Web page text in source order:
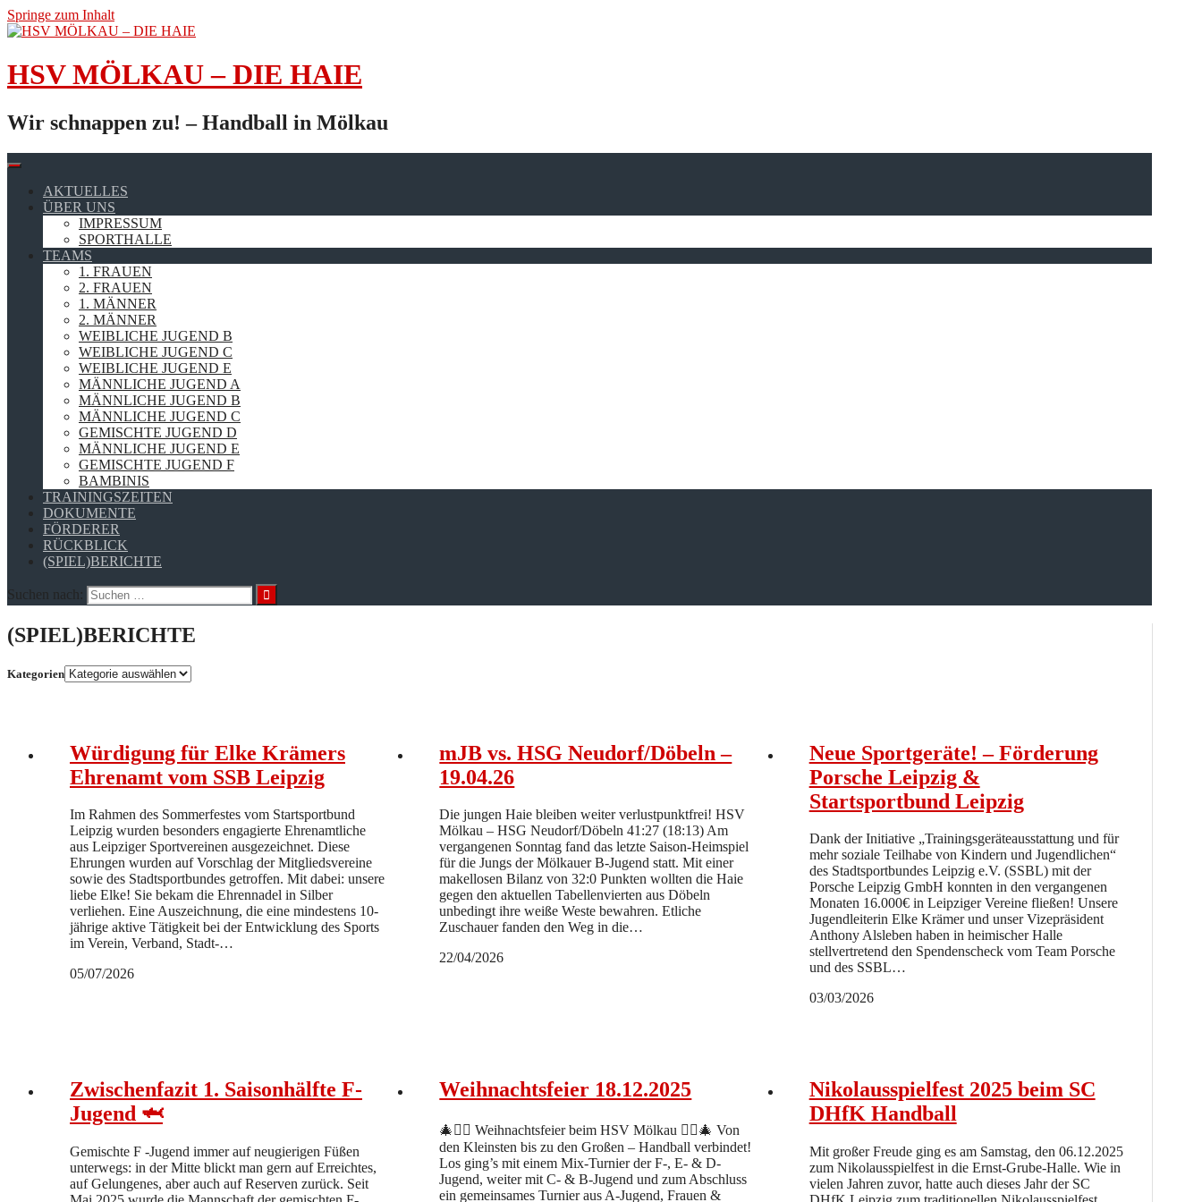
Springe zum Inhalt
HSV MÖLKAU – DIE HAIE
Wir schnappen zu! – Handball in Mölkau
AKTUELLES
ÜBER UNS
IMPRESSUM
SPORTHALLE
TEAMS
1. FRAUEN
2. FRAUEN
1. MÄNNER
2. MÄNNER
WEIBLICHE JUGEND B
WEIBLICHE JUGEND C
WEIBLICHE JUGEND E
MÄNNLICHE JUGEND A
MÄNNLICHE JUGEND B
MÄNNLICHE JUGEND C
GEMISCHTE JUGEND D
MÄNNLICHE JUGEND E
GEMISCHTE JUGEND F
BAMBINIS
TRAININGSZEITEN
DOKUMENTE
FÖRDERER
RÜCKBLICK
(SPIEL)BERICHTE
Suchen nach:
(SPIEL)BERICHTE
Kategorien
Würdigung für Elke Krämers
Ehrenamt vom SSB Leipzig
Im Rahmen des Sommerfestes vom Startsportbund
Leipzig wurden besonders engagierte Ehrenamtliche
aus Leipziger Sportvereinen ausgezeichnet. Diese
Ehrungen wurden auf Vorschlag der Mitgliedsvereine
sowie des Stadtsportbundes getroffen. Mit dabei: unsere
liebe Elke! Sie bekam die Ehrennadel in Silber
verliehen. Eine Auszeichnung, die eine mindestens 10-
jährige aktive Tätigkeit bei der Entwicklung des Sports
im Verein, Verband, Stadt-…
05/07/2026
mJB vs. HSG Neudorf/Döbeln –
19.04.26
Die jungen Haie bleiben weiter verlustpunktfrei! HSV
Mölkau – HSG Neudorf/Döbeln 41:27 (18:13) Am
vergangenen Sonntag fand das letzte Saison-Heimspiel
für die Jungs der Mölkauer B-Jugend statt. Mit einer
makellosen Bilanz von 32:0 Punkten wollten die Haie
gegen den aktuellen Tabellenvierten aus Döbeln
unbedingt ihre weiße Weste bewahren. Etliche
Zuschauer fanden den Weg in die…
22/04/2026
Neue Sportgeräte! – Förderung
Porsche Leipzig &
Startsportbund Leipzig
Dank der Initiative „Trainingsgeräteausstattung und für
mehr soziale Teilhabe von Kindern und Jugendlichen“
des Stadtsportbundes Leipzig e.V. (SSBL) mit der
Porsche Leipzig GmbH konnten in den vergangenen
Monaten 16.000€ in Leipziger Vereine fließen! Unsere
Jugendleiterin Elke Krämer und unser Vizepräsident
Anthony Alsleben haben in heimischer Halle
stellvertretend den Spendenscheck vom Team Porsche
und des SSBL…
03/03/2026
Zwischenfazit 1. Saisonhälfte F-
Jugend 🦈
Gemischte F -Jugend immer auf neugierigen Füßen
unterwegs: in der Mitte blickt man gern auf Erreichtes,
auf Gelungenes, aber auch auf Reserven zurück. Seit
Weihnachtsfeier 18.12.2025
🎄🤾‍♀️ Weihnachtsfeier beim HSV Mölkau 🤾‍♂️🎄 Von
den Kleinsten bis zu den Großen – Handball verbindet!
Los ging’s mit einem Mix-Turnier der F-, E- & D-
Jugend, weiter mit C- & B-Jugend und zum Abschluss
ein gemeinsames Turnier aus A-Jugend, Frauen &
Nikolausspielfest 2025 beim SC
DHfK Handball
Mit großer Freude ging es am Samstag, den 06.12.2025
zum Nikolausspielfest in die Ernst-Grube-Halle. Wie in
vielen Jahren zuvor, hatte auch dieses Jahr der SC